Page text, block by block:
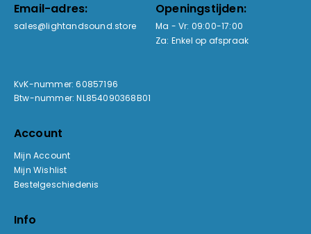
Email-adres:
sales@lightandsound.store
Openingstijden:
Ma - Vr: 09:00-17:00
Za: Enkel op afspraak
KvK-nummer: 60857196
Btw-nummer: NL854090368B01
Account
Mijn Account
Mijn Wishlist
Bestelgeschiedenis
Info